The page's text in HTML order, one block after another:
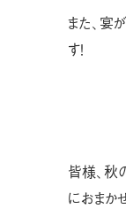
また、宴
す！
皆様、秋
におまか